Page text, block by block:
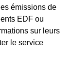
émissions de
EDF ou
sur leurs
le service